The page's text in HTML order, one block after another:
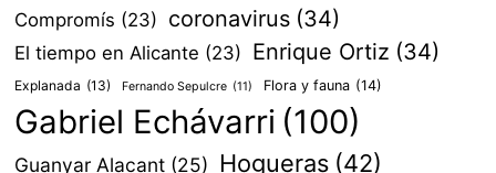
Compromís (23) coronavirus (34)
El tiempo en Alicante (23) Enrique Ortiz (34)
Explanada (13) Fernando Sepulcre (11) Flora y fauna (14)
Gabriel Echávarri (100)
Guanyar Alacant (25) Hogueras (42)